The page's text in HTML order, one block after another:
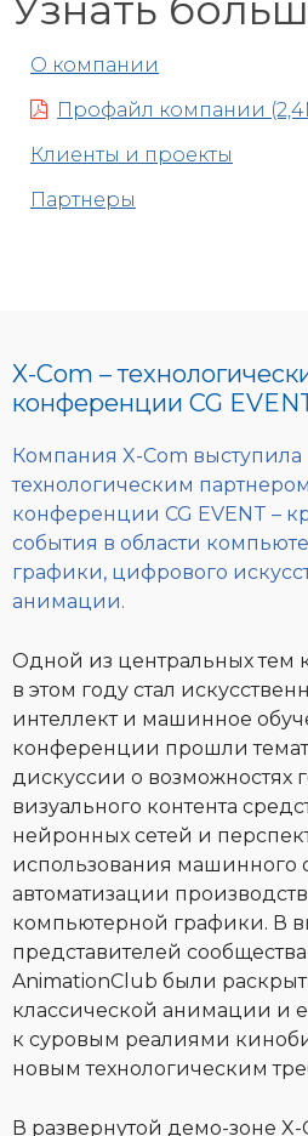
О компании
Профайл компании
Клиенты и проекты
Партнеры
X-Com –
конференции CG
Компания X-Com выступила
технологическим партнером
конференции CG EVENT –
события в области
графики, цифрового
анимации.
Одной из центральных тем
в этом году стал
интеллект и машинное
конференции прошли
дискуссии о возможностях
визуального контента
нейронных сетей и
использования машинного
автоматизации
компьютерной графики. В
представителей сообщества
AnimationClub были
классической анимации и
к суровым реалиями
новым технологическим
В развернутой демо-зоне X-